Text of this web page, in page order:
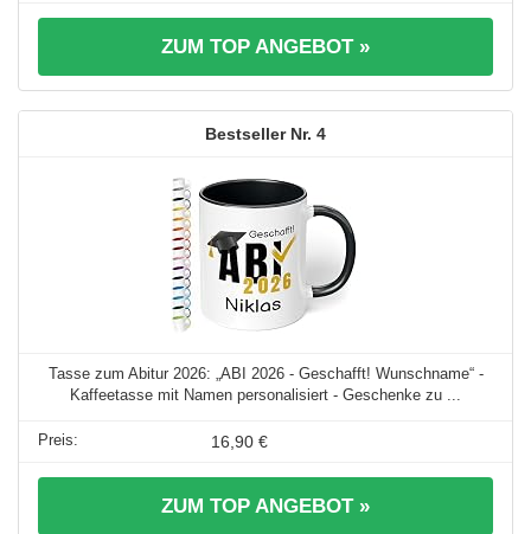
ZUM TOP ANGEBOT »
4
Tasse zum Abitur 2026: „ABI 2026 - Geschafft! Wunschname“ -
Kaffeetasse mit Namen personalisiert - Geschenke zu ...
16,90 €
ZUM TOP ANGEBOT »